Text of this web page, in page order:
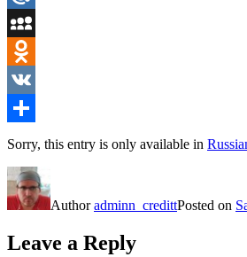
Mail.Ru
MySpace
Odnoklassniki
VK
Share
Sorry, this entry is only available in
Authoradminn_credittPosted on
Leave a Reply